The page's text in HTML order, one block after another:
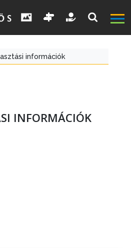
információk
INFORMÁCIÓK